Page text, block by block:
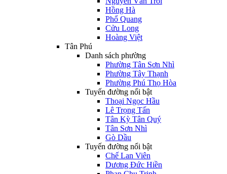
Hồng Hà
Phổ Quang
Cửu Long
Hoàng Việt
Tân Phú
Danh sách phường
Phường Tân Sơn Nhì
Phường Tây Thạnh
Phường Phú Thọ Hòa
Tuyến đường nổi bật
Thoại Ngọc Hầu
Lê Trọng Tấn
Tân Kỳ Tân Quý
Tân Sơn Nhì
Gò Dầu
Tuyến đường nổi bật
Chế Lan Viên
Dương Đức Hiền